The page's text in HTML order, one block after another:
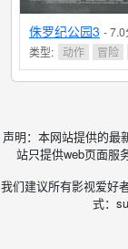
侏罗纪公园3 - 7.0
类型:
动作 冒险
声明：本网站提供的最
站只提供web页面服
我们建议所有影视爱好
式：